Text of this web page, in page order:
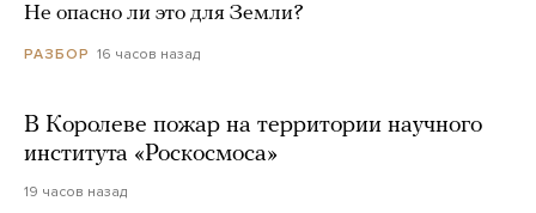
Не опасно ли это для Земли?
РАЗБОР 16 часов назад
В Королеве пожар на территории научного
института «Роскосмоса»
19 часов назад